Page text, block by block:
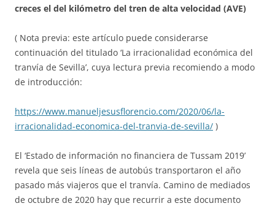
creces el del kilómetro del tren de alta velocidad (AVE)
( Nota previa: este artículo puede considerarse
continuación del titulado ‘La irracionalidad económica del
tranvía de Sevilla’, cuya lectura previa recomiendo a modo
de introducción:
https://www.manueljesusflorencio.com/2020/06/la-
irracionalidad-economica-del-tranvia-de-sevilla/ )
El ‘Estado de información no financiera de Tussam 2019’
revela que seis líneas de autobús transportaron el año
pasado más viajeros que el tranvía. Camino de mediados
de octubre de 2020 hay que recurrir a este documento